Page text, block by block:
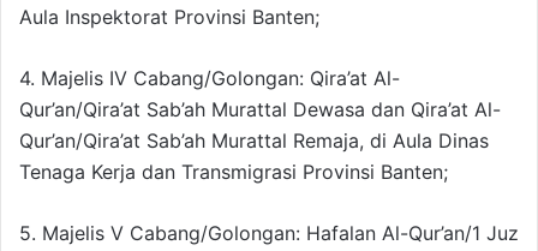
Aula Inspektorat Provinsi Banten;
4. Majelis IV Cabang/Golongan: Qira’at Al-
Qur’an/Qira’at Sab’ah Murattal Dewasa dan Qira’at Al-
Qur’an/Qira’at Sab’ah Murattal Remaja, di Aula Dinas
Tenaga Kerja dan Transmigrasi Provinsi Banten;
5. Majelis V Cabang/Golongan: Hafalan Al-Qur’an/1 Juz